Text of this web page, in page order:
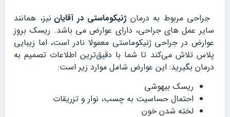
جراحی مربوط به درمان ژنیکوماستی در آقایان نیز، همانند
سایر عمل های جراحی، دارای عوارض می باشد. ریسک بروز
عوارض در جراحی ژنیکوماستی معمولا نادر است، اما زیبایی
پلاس تلاش می‌کند تا شما با دقیق‌ترین اطلاعات تصمیم به
درمان بگیرید: این عوارض شامل موارد زیر است:
ریسک بیهوشی
احتمال حساسیت به چسب، نوار و تزریقات
لخته شدن خون